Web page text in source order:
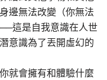
邊無法改變（你無法
這是自我意識在人世
意識為了丟開虛幻的
會擁有和體驗什麼